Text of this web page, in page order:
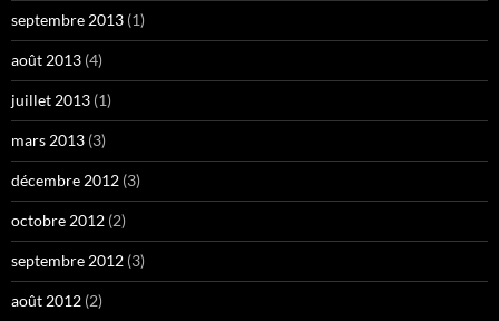
septembre 2013 (1)
août 2013 (4)
juillet 2013 (1)
mars 2013 (3)
décembre 2012 (3)
octobre 2012 (2)
septembre 2012 (3)
août 2012 (2)